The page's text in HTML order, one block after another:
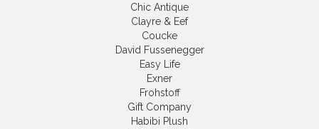
Chic Antique
Clayre & Eef
Coucke
David Fussenegger
Easy Life
Exner
Frohstoff
Gift Company
Habibi Plush